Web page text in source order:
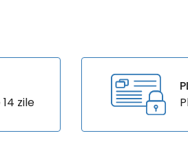
zile